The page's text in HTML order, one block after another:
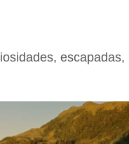
escapadas,